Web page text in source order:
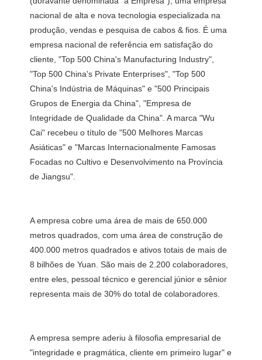
nacional de alta e nova tecnologia especializada na
produção, vendas e pesquisa de cabos & fios. É uma
empresa nacional de referência em satisfação do
cliente, "Top 500 China's Manufacturing Industry",
"Top 500 China's Private Enterprises", "Top 500
China's Indústria de Máquinas" e "500 Principais
Grupos de Energia da China", "Empresa de
Integridade de Qualidade da China". A marca "Wu
Cai" recebeu o título de "500 Melhores Marcas
Asiáticas" e "Marcas Internacionalmente Famosas
Focadas no Cultivo e Desenvolvimento na Província
A empresa cobre uma área de mais de 650.000
metros quadrados, com uma área de construção de
400.000 metros quadrados e ativos totais de mais de
8 bilhões de Yuan. São mais de 2.200 colaboradores,
entre eles, pessoal técnico e gerencial júnior e sênior
A empresa sempre aderiu à filosofia empresarial de
"integridade e pragmática, cliente em primeiro lugar" e